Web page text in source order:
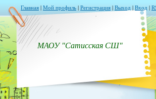
Главная Мой профиль Регистрация Выход Вход
МАОУ "Сатисская СШ"